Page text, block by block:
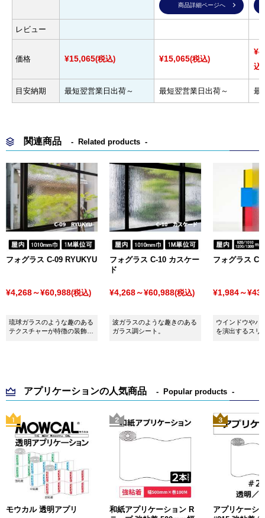
商品詳細ページへ
レビュー
価格 ¥15,065(税込) ¥15,065(税込)
込)
目安納期 最短翌営業日出荷～ 最短翌営業日出荷～ 最
関連商品 Related products
フォグラス C-09 RYUKYU
¥4,268～¥60,988(税込)
琉球ガラスのような趣のある
テクスチャーが特徴の装飾用
フォグラス C-10 カスケー
ド
¥4,268～¥60,988(税込)
波ガラスのような趣きのある
ガラス調シート。
フォグラス C-
¥1,984～
ウインドウやパ
を演出するスリ
アプリケーションの人気商品 Popular products
モウカル 透明アプリ
和紙アプリケーション R
アプリケーシ